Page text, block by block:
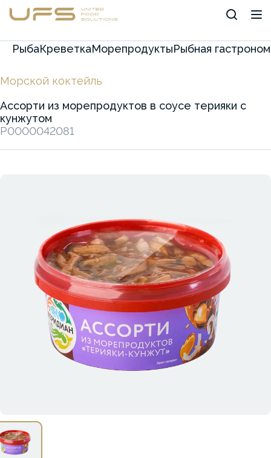
РыбаКреветкаМорепродуктыРыбная
Морской коктейль
Ассорти из морепродуктов в соусе терияки с
кунжутом
P0000042081